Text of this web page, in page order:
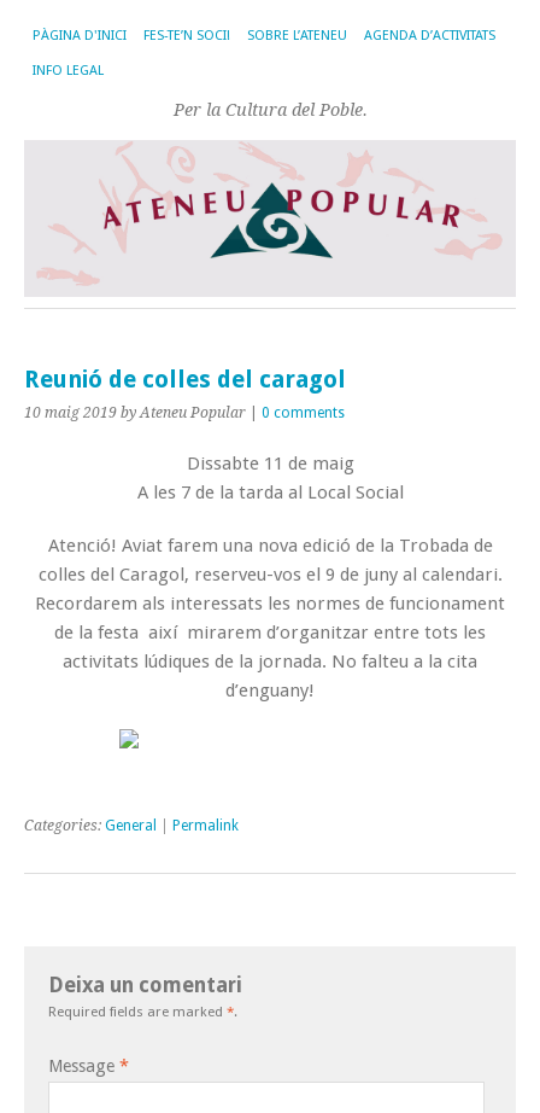
PÀGINA D'INICI FES-TE’N SOCI! SOBRE L’ATENEU AGENDA D’ACTIVITATS
INFO LEGAL
Per la Cultura del Poble.
Reunió de colles del caragol
10 maig 2019 by Ateneu Popular 0 comments
Dissabte 11 de maig
A les 7 de la tarda al Local Social
Atenció! Aviat farem una nova edició de la Trobada de
colles del Caragol, reserveu-vos el 9 de juny al calendari.
Recordarem als interessats les normes de funcionament
de la festa així mirarem d’organitzar entre tots les
activitats lúdiques de la jornada. No falteu a la cita
d’enguany!
Categories: General Permalink
Deixa un comentari
Required fields are marked *.
Message *